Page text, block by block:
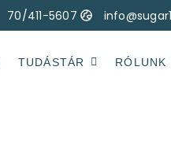
70/411-5607
TUDÁSTÁR RÓLUNK